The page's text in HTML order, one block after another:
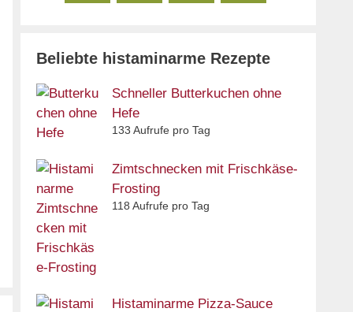
Beliebte histaminarme Rezepte
Schneller Butterkuchen ohne
Hefe
133 Aufrufe pro Tag
Zimtschnecken mit Frischkäse-
Frosting
118 Aufrufe pro Tag
Histaminarme Pizza-Sauce